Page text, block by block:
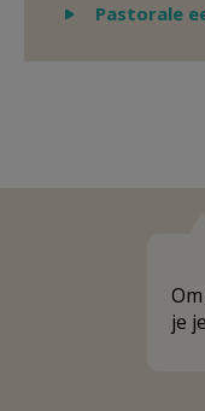
Weergeven
Pastorale
je je